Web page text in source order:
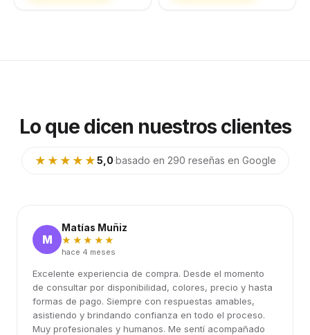
Lo que dicen nuestros clientes
★★★★★5,0·basado en 290 reseñas en Google
M
Matías Muñiz
★★★★★
hace 4 meses
Excelente experiencia de compra. Desde el momento
de consultar por disponibilidad, colores, precio y hasta
formas de pago. Siempre con respuestas amables,
asistiendo y brindando confianza en todo el proceso.
Muy profesionales y humanos. Me sentí acompañado